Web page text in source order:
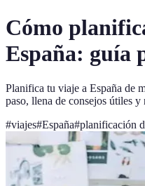
Cómo
España: guía
Planifica tu viaje a España de
paso, llena de consejos útiles y
#viajes#España#planificación